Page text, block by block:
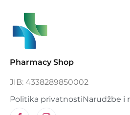
Pharmacy Shop
JIB: 4338289850002
Politika privatnostiNarudžbe i